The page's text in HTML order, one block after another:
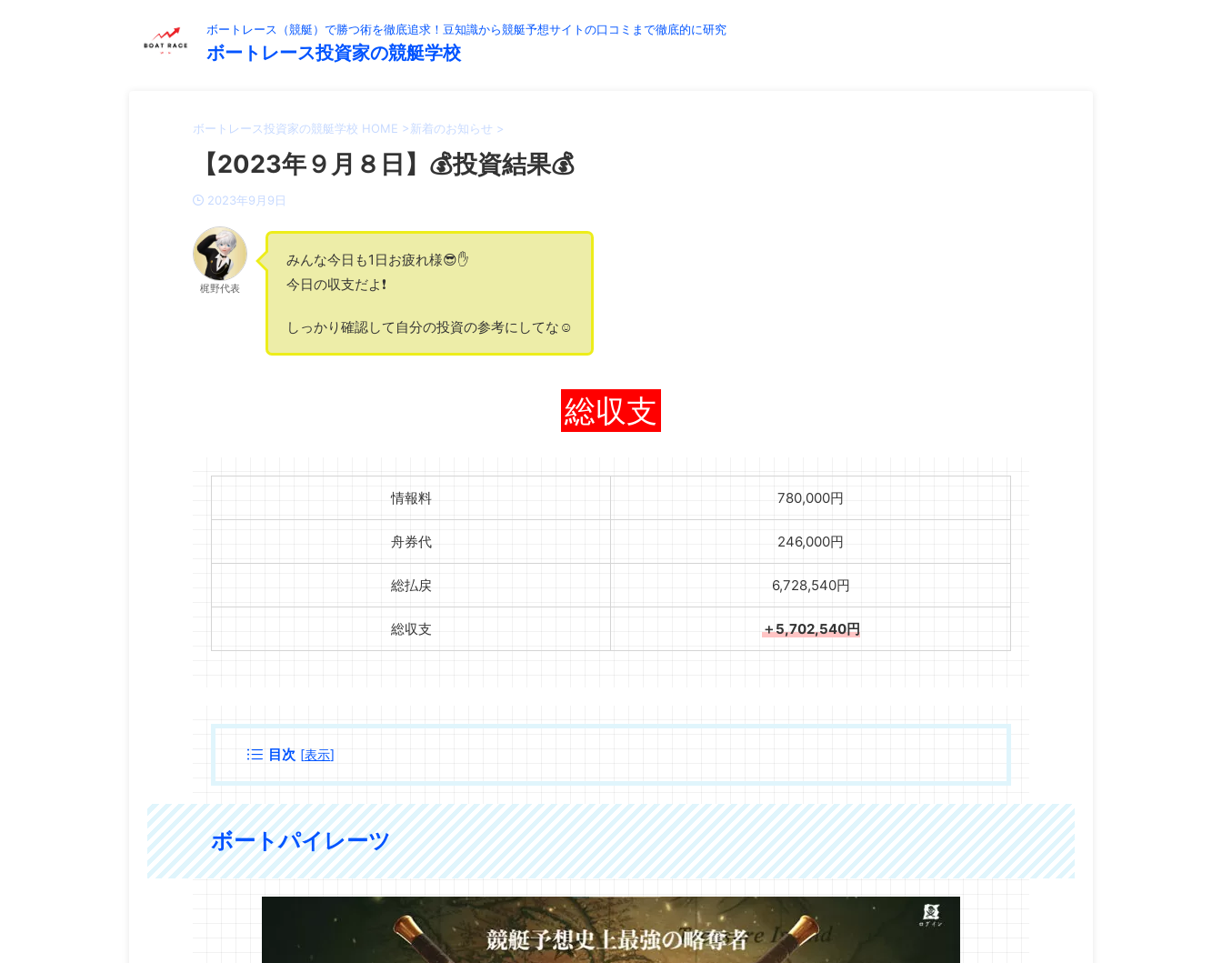
ボートレース（競艇）で勝つ術を徹底追求！豆知識から競艇予想サイトの口コミまで徹底的に研究
ボートレース投資家の競艇学校
ボートレース投資家の競艇学校 HOME >新着のお知らせ >
【2023年９月８日】💰投資結果💰
2023年9月9日
梶野代表
みんな今日も1日お疲れ様😎✋
今日の収支だよ❗️
しっかり確認して自分の投資の参考にしてな☺️
総収支
情報料 780,000円
舟券代 246,000円
総払戻 6,728,540円
総収支 ＋5,702,540円
目次 [表示]
ボートパイレーツ